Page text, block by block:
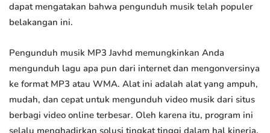
dapat mengatakan bahwa pengunduh musik telah populer
belakangan ini.
Pengunduh musik MP3 Javhd memungkinkan Anda
mengunduh lagu apa pun dari internet dan mengonversinya
ke format MP3 atau WMA. Alat ini adalah alat yang ampuh,
mudah, dan cepat untuk mengunduh video musik dari situs
berbagi video online terbesar. Oleh karena itu, program ini